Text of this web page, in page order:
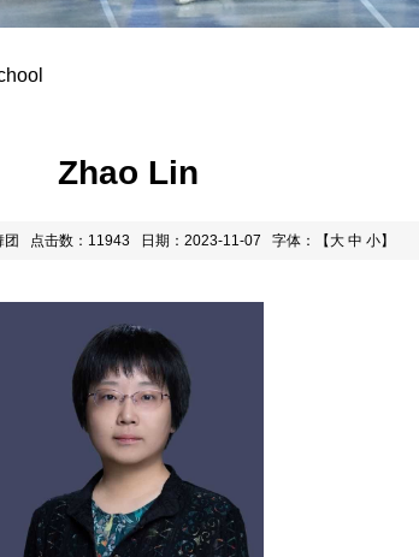
Zhao Lin
团 点击数：11943 日期：2023-11-07 字体：【大 中 小】